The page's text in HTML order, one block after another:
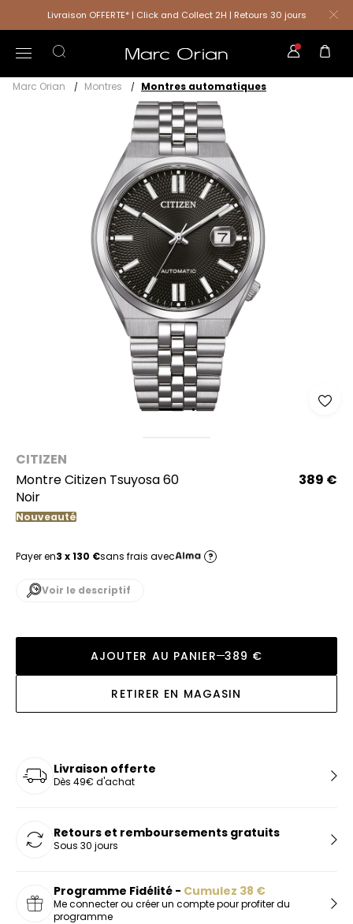
Livraison OFFERTE* | Click and Collect 2H | Retours 30 jours
Marc Orian Montres Montres automatiques
CITIZEN
Montre Citizen Tsuyosa 60
Noir
389 €
Nouveauté
Payer en3 x 130 €sans frais avec ?
Voir le descriptif
AJOUTER AU PANIER 389 €
RETIRER EN MAGASIN
Livraison offerte
Dès 49€ d'achat
Retours et remboursements gratuits
Sous 30 jours
Programme Fidélité - Cumulez 38 €
Me connecter ou créer un compte pour profiter du
programme